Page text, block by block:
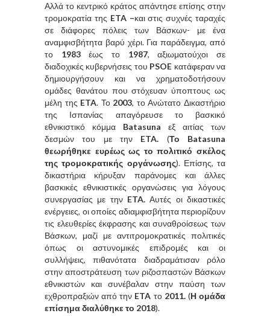
Αλλά το κεντρικό κράτος απάντησε επίσης στην
τρομοκρατία της ETA –και στις συχνές ταραχές
σε διάφορες πόλεις των Βάσκων- με ένα
αναμφισβήτητα βαρύ χέρι. Για παράδειγμα, από
το 1983έως το 1987, αξιωματούχοι σε
διαδοχικές κυβερνήσεις του PSOE κατάφεραν να
δημιουργήσουν και να χρηματοδοτήσουν
ομάδες θανάτου που στόχευαν ύποπτους ως
μέλη της ETA. Το2003, το Ανώτατο Δικαστήριο
της Ισπανίας απαγόρευσε το βασκικό
εθνικιστικό κόμμα Batasuna εξ αιτίας των
δεσμών του με την ETA. (Το Batasuna
θεωρήθηκε ευρέως ως το πολιτικό σκέλος
της τρομοκρατικής οργάνωσης). Επίσης, τα
δικαστήρια κήρυξαν παράνομες και άλλες
βασκικές εθνικιστικές οργανώσεις για λόγους
συνεργασίας με τηνETA. Αυτές οι δικαστικές
ενέργειες, οι οποίες αδιαμφισβήτητα περιορίζουν
τις ελευθερίες έκφρασης και συναθροίσεως των
Βάσκων, μαζί με αντιτρομοκρατικές πολιτικές
όπως οι αστυνομικές επιδρομές και οι
συλλήψεις, πιθανότατα διαδραμάτισαν ρόλο
στην αποστράτευση των ριζοσπαστών Βάσκων
εθνικιστών και συνέβαλαν στην παύση των
εχθροπραξιών από την ETA το 2011.(Η ομάδα
επίσημα διαλύθηκε το 2018).